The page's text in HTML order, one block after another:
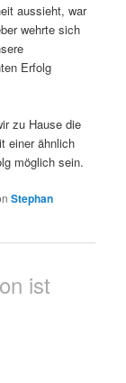
aussieht, war
wehrte sich
Erfolg
zu Hause die
einer ähnlich
möglich sein.
Stephan
ist